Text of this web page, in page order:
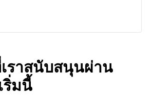
ราสนับสนุนผ่าน
ริ่มนี้